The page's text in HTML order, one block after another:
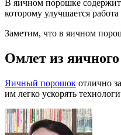
В яичном порошке
которому улучшается
Заметим, что в яичном
Омлет из
Яичный порошок отлично
им легко ускорять